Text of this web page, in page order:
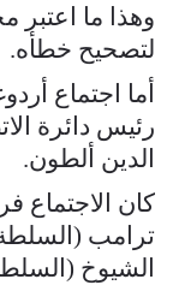
وهذا ما اعتبر
لتصحيح خطأه.
أما اجتماع
رئيس دائرة
الدين ألطون.
كان الاجتماع
ترامب
الشيوخ